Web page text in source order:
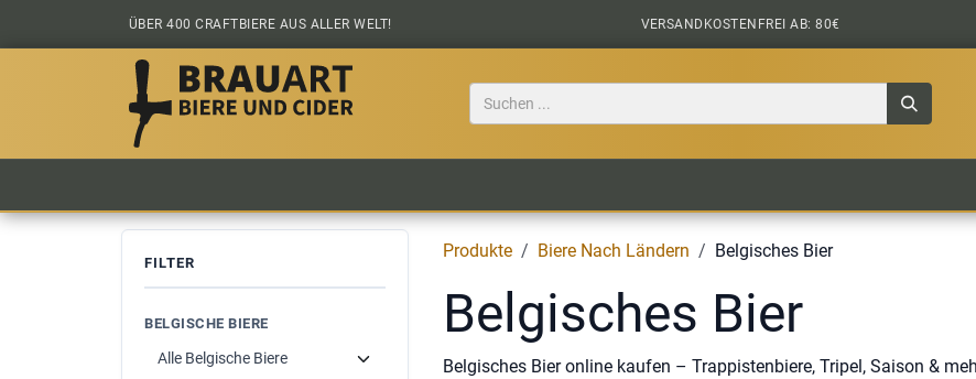
Zum Inhalt springen
ÜBER 400 CRAFTBIERE AUS ALLER WELT! VERSANDKOSTENFREI AB: 80€
FILTER
BELGISCHE BIERE
Produkte Biere Nach Ländern Belgisches Bier
Belgisches Bier
Belgisches Bier online kaufen – Trappistenbiere, Tripel, Saison &